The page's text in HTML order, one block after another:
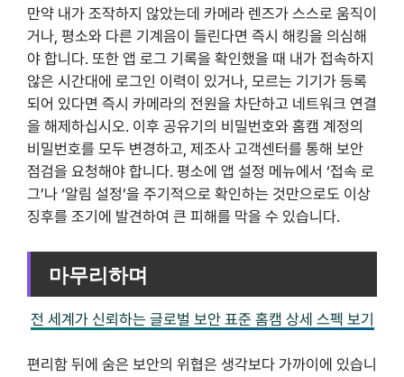
만약 내가 조작하지 않았는데 카메라 렌즈가 스스로 움직이
거나, 평소와 다른 기계음이 들린다면 즉시 해킹을 의심해
야 합니다. 또한 앱 로그 기록을 확인했을 때 내가 접속하지
않은 시간대에 로그인 이력이 있거나, 모르는 기기가 등록
되어 있다면 즉시 카메라의 전원을 차단하고 네트워크 연결
을 해제하십시오. 이후 공유기의 비밀번호와 홈캠 계정의
비밀번호를 모두 변경하고, 제조사 고객센터를 통해 보안
점검을 요청해야 합니다. 평소에 앱 설정 메뉴에서 ‘접속 로
그’나 ‘알림 설정’을 주기적으로 확인하는 것만으로도 이상
징후를 조기에 발견하여 큰 피해를 막을 수 있습니다.
마무리하며
전 세계가 신뢰하는 글로벌 보안 표준 홈캠 상세 스펙 보기
편리함 뒤에 숨은 보안의 위협은 생각보다 가까이에 있습니